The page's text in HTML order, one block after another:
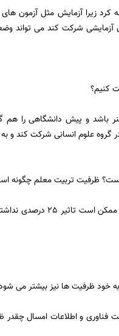
کرد زیرا آزمایش مثل
آزمایشی شرکت کند می تواند
کنیم؟
و پیش دانشگاهی را هم
گروه علوم انسانی شرکت کند و
ظرفیت تربیت معلم چگونه
درورسی که در دوره نهایی گذرانده
خود ظرفیت ها نیز بیشتر می
و اطلاعات امسال چقدر